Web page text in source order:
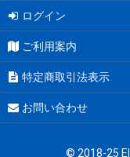
ログイン
ご利用案内
特定商取引法表示
お問い合わせ
© 2018-25